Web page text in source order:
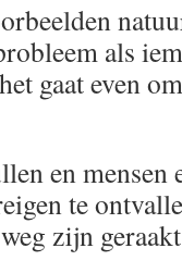
als
gaat even
en
te
zijn